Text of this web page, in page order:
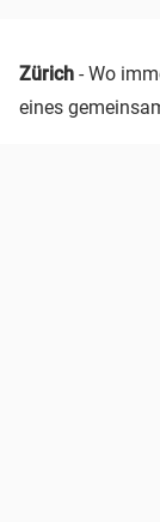
Zürich - Wo
eines